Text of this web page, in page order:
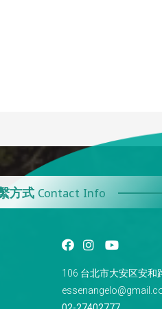
方式 Contact Info
106 台北市大安区安和